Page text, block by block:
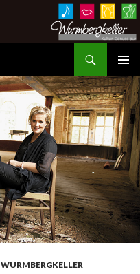
MENÜ
WURMBERGKELLER